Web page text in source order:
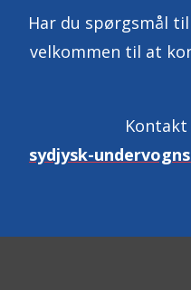
Har du spørgsmål
velkommen til at
sydjysk-